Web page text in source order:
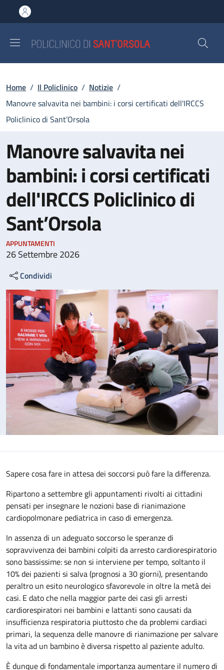
al contenuto principale
to footer content
Briciole di pane
Home / Il Policlinico / Notizie /
Manovre salvavita nei bambini: i corsi certificati dell'IRCCS
Policlinico di Sant’Orsola
Manovre salvavita nei
bambini: i corsi certificati
dell'IRCCS Policlinico di
Sant’Orsola
APPUNTAMENTI
26 Settembre 2026
Condividi
Sapere cosa fare in attesa dei soccorsi può fare la differenza.
Ripartono a settembre gli appuntamenti rivolti ai cittadini
pensati per insegnare le nozioni base di rianimazione
cardiopolmonare pediatrica in caso di emergenza.
In assenza di un adeguato soccorso le speranze di
sopravvivenza dei bambini colpiti da arresto cardiorespiratorio
sono bassissime: se non si interviene per tempo, soltanto il
10% dei pazienti si salva (prognosi a 30 giorni), presentando
peraltro un esito neurologico sfavorevole in oltre la metà dei
casi. E dato che nella maggior parte dei casi gli arresti
cardiorespiratori nei bambini e lattanti sono causati da
insufficienza respiratoria piuttosto che da problemi cardiaci
primari, la sequenza delle manovre di rianimazione per salvare
la vita ad un bambino è diversa rispetto al paziente adulto.
È dunque di fondamentale importanza aumentare il numero di